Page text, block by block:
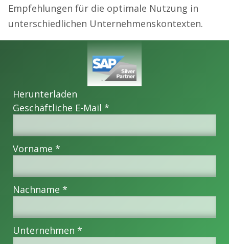
Empfehlungen für die optimale Nutzung in
unterschiedlichen Unternehmenskontexten.
Herunterladen